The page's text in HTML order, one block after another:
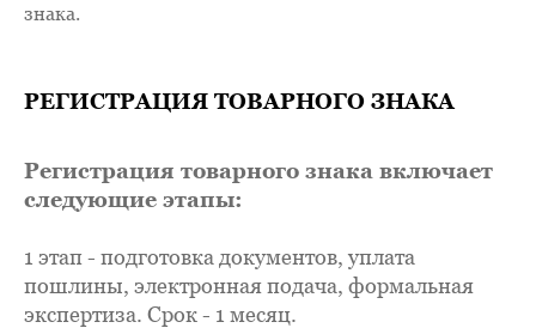
знака.
РЕГИСТРАЦИЯ ТОВАРНОГО ЗНАКА
Регистрация товарного знака включает
следующие этапы:
1 этап - подготовка документов, уплата
пошлины, электронная подача, формальная
экспертиза. Срок - 1 месяц.